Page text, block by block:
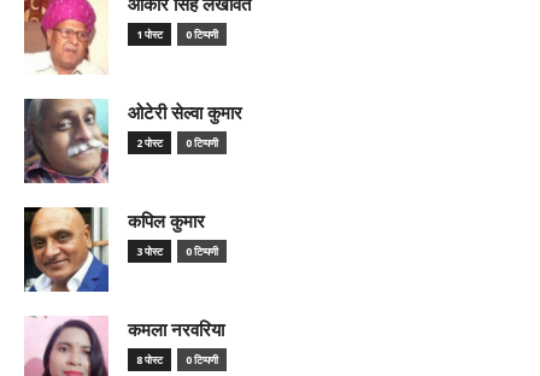
1 पोस्ट 0 टिप्पणी
ओटेरी सेल्वा कुमार
2 पोस्ट 0 टिप्पणी
कपिल कुमार
3 पोस्ट 0 टिप्पणी
कमला नरवरिया
8 पोस्ट 0 टिप्पणी